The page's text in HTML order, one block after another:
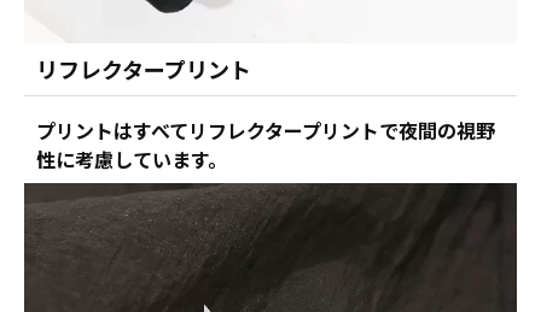
リフレクタープリント
プリントはすべてリフレクタープリントで夜間の視野
性に考慮しています。